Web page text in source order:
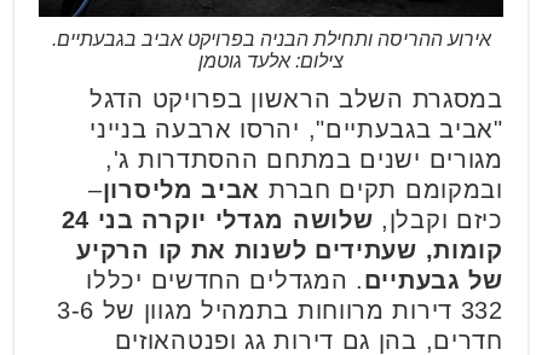
אירוע ההריסה ותחילת הבניה בפרויקט אביב בגבעתיים.
צילום: אלעד גוטמן
במסגרת השלב הראשון בפרויקט הדגל
"אביב בגבעתיים", יהרסו ארבעה בנייני
מגורים ישנים במתחם ההסתדרות ג',
ובמקומם תקים חברת אביב מליסרון–
כיזם וקבלן,
שלושה מגדלי יוקרה בני 24
קומות, שעתידים לשנות את קו הרקיע
של גבעתיים. המגדלים החדשים יכללו
332 דירות מרווחות בתמהיל מגוון של 3-6
חדרים, בהן גם דירות גג ופנטהאוזים